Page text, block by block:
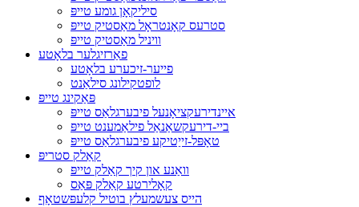
סיליקאָן גומע טייפּ
סטרעס קאָנטראָל מאַסטיק טייפּ
וויניל מאַסטיק טייפּ
פאַרזיגלער בלאָטע
פייער-זיכערע בלאָטע
לופטקילונג סילאַנט
פּאַקינג טייפּ
איינדירעקציאָנעל פיבערגלאַס טייפּ
ביי-דירעקשאַנאַל פילאַמענט טייפּ
טאָפּל-זייַטיקע פיבערגלאַס טייפּ
קאַלק סטריפּ
וואַנע און קיך קאַלק טייפּ
קאָלירטע קאַלק פּאַס
הייס צעשמעלץ בוטיל קלעפּשטאָף